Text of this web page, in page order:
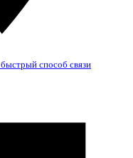
способ связи